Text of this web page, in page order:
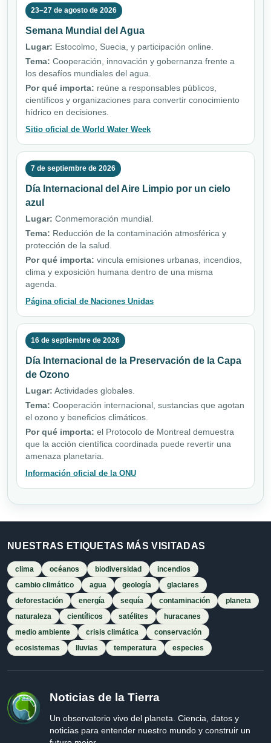
23–27 de agosto de 2026
Semana Mundial del Agua
Lugar: Estocolmo, Suecia, y participación online.
Tema: Cooperación, innovación y gobernanza frente a
los desafíos mundiales del agua.
Por qué importa: reúne a responsables públicos,
científicos y organizaciones para convertir conocimiento
hídrico en decisiones.
Sitio oficial de World Water Week
7 de septiembre de 2026
Día Internacional del Aire Limpio por un cielo
azul
Lugar: Conmemoración mundial.
Tema: Reducción de la contaminación atmosférica y
protección de la salud.
Por qué importa: vincula emisiones urbanas, incendios,
clima y exposición humana dentro de una misma
agenda.
Página oficial de Naciones Unidas
16 de septiembre de 2026
Día Internacional de la Preservación de la Capa
de Ozono
Lugar: Actividades globales.
Tema: Cooperación internacional, sustancias que agotan
el ozono y beneficios climáticos.
Por qué importa: el Protocolo de Montreal demuestra
que la acción científica coordinada puede revertir una
amenaza planetaria.
Información oficial de la ONU
NUESTRAS ETIQUETAS MÁS VISITADAS
clima océanos biodiversidad
incendios
cambio climático
agua geología
glaciares
deforestación
energía sequía contaminación
planeta
naturaleza
científicos satélites
huracanes
medio ambiente
crisis climática
conservación
ecosistemas
lluvias temperatura especies
Noticias de la Tierra
Un observatorio vivo del planeta. Ciencia, datos y
noticias para entender nuestro mundo y construir un